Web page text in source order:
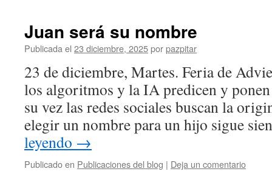
Juan será su nombre
Publicada el 23 diciembre, 2025porpazpitar
23 de diciembre, Martes. Feria de
los algoritmos y la IA predicen y
su vez las redes sociales buscan la
elegir un nombre para un hijo sigue
leyendo →
Publicado en Publicaciones del blog | Deja un comentario